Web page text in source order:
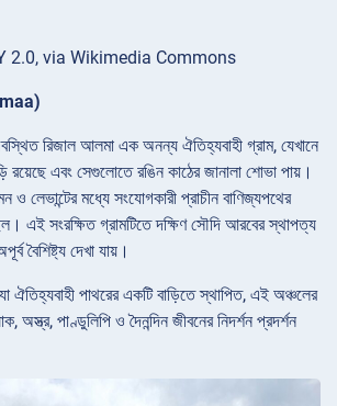
2.0, via Wikimedia Commons
রিজাল আলমা এক অনন্য ঐতিহ্যবাহী গ্রাম, যেখানে
রয়েছে এবং সেগুলোতে রঙিন কাঠের জানালা শোভা পায়।
লেভান্টের মধ্যে সংযোগকারী প্রাচীন বাণিজ্যপথের
এই সংরক্ষিত গ্রামটিতে দক্ষিণ সৌদি আরবের স্থাপত্য
বৈশিষ্ট্য দেখা যায়।
ঐতিহ্যবাহী পাথরের একটি বাড়িতে স্থাপিত, এই অঞ্চলের
অস্ত্র, পাণ্ডুলিপি ও দৈনন্দিন জীবনের নিদর্শন প্রদর্শন